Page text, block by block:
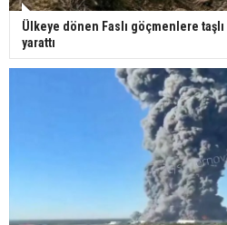
Ülkeye dönen Faslı göçmenlere
yarattı